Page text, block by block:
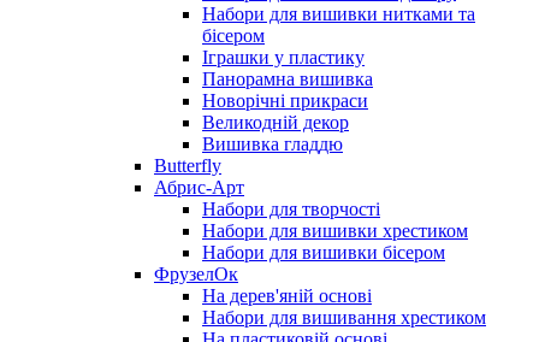
Набори для вишивки нитками та
бісером
Іграшки у пластику
Панорамна вишивка
Новорічні прикраси
Великодній декор
Вишивка гладдю
Butterfly
Абрис-Арт
Набори для творчості
Набори для вишивки хрестиком
Набори для вишивки бісером
ФрузелОк
На дерев'яній основі
Набори для вишивання хрестиком